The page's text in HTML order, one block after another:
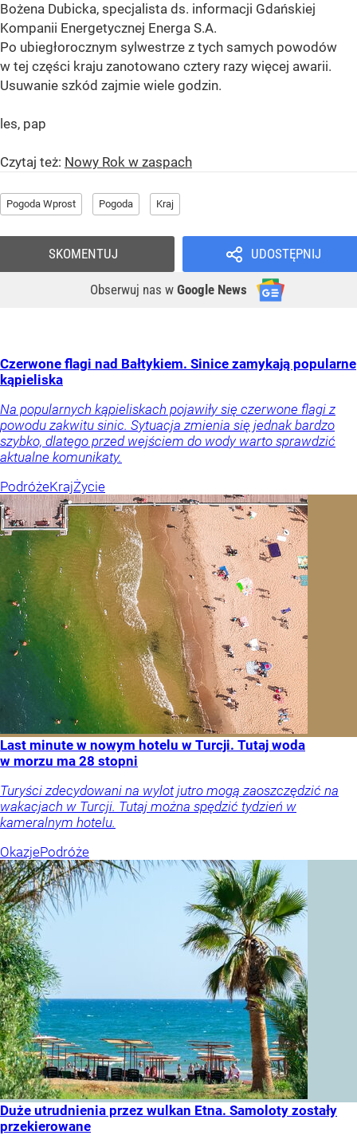
Bożena Dubicka, specjalista ds. informacji Gdańskiej
Kompanii Energetycznej Energa S.A.
Po ubiegłorocznym sylwestrze z tych samych powodów
w tej części kraju zanotowano cztery razy więcej awarii.
Usuwanie szkód zajmie wiele godzin.
les, pap
Czytaj też: Nowy Rok w zaspach
Pogoda Wprost Pogoda Kraj
UDOSTĘPNIJ
Obserwuj nas w Google News
SKOMENTUJ
Czerwone flagi nad Bałtykiem. Sinice zamykają popularne
kąpieliska
Na popularnych kąpieliskach pojawiły się czerwone flagi z
powodu zakwitu sinic. Sytuacja zmienia się jednak bardzo
szybko, dlatego przed wejściem do wody warto sprawdzić
aktualne komunikaty.
PodróżeKrajŻycie
Last minute w nowym hotelu w Turcji. Tutaj woda
w morzu ma 28 stopni
Turyści zdecydowani na wylot jutro mogą zaoszczędzić na
wakacjach w Turcji. Tutaj można spędzić tydzień w
kameralnym hotelu.
OkazjePodróże
Duże utrudnienia przez wulkan Etna. Samoloty zostały
przekierowane